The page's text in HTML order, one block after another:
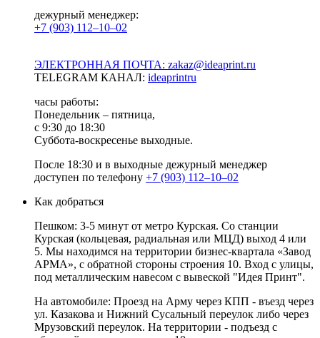
дежурный менеджер:
+7 (903) 112–10–02
ЭЛЕКТРОННАЯ ПОЧТА: zakaz@ideaprint.ru
TELEGRAM КАНАЛ: ideaprintru
часы работы:
Понедельник – пятница,
с 9:30 до 18:30
Суббота-воскресенье выходные.
После 18:30 и в выходные дежурный менеджер
доступен по телефону +7 (903) 112–10–02
Как добраться
Пешком: 3-5 минут от метро Курская. Со станции
Курская (кольцевая, радиальная или МЦД) выход 4 или
5. Мы находимся на территории бизнес-квартала «Завод
АРМА», с обратной стороны строения 10. Вход с улицы,
под металлическим навесом с вывеской "Идея Принт".
На автомобиле: Проезд на Арму через КПП - въезд через
ул. Казакова и Нижний Сусальный переулок либо через
Мрузовский переулок. На территории - подъезд с